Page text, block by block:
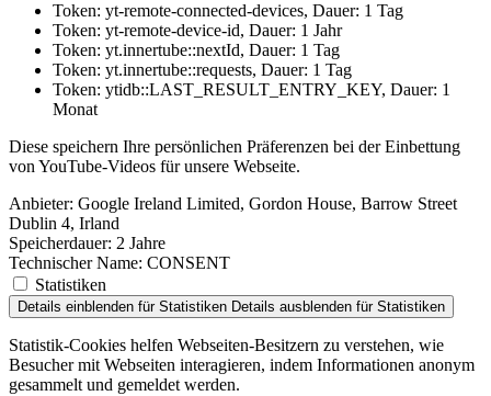
Token: yt-remote-connected-devices, Dauer: 1 Tag
Token: yt-remote-device-id, Dauer: 1 Jahr
Token: yt.innertube::nextId, Dauer: 1 Tag
Token: yt.innertube::requests, Dauer: 1 Tag
Token: ytidb::LAST_RESULT_ENTRY_KEY, Dauer: 1
Monat
Diese speichern Ihre persönlichen Präferenzen bei der Einbettung
von YouTube-Videos für unsere Webseite.
Anbieter: Google Ireland Limited, Gordon House, Barrow Street
Dublin 4, Irland
Speicherdauer: 2 Jahre
Technischer Name: CONSENT
Statistiken
Details einblenden für Statistiken Details ausblenden für Statistiken
Statistik-Cookies helfen Webseiten-Besitzern zu verstehen, wie
Besucher mit Webseiten interagieren, indem Informationen anonym
gesammelt und gemeldet werden.